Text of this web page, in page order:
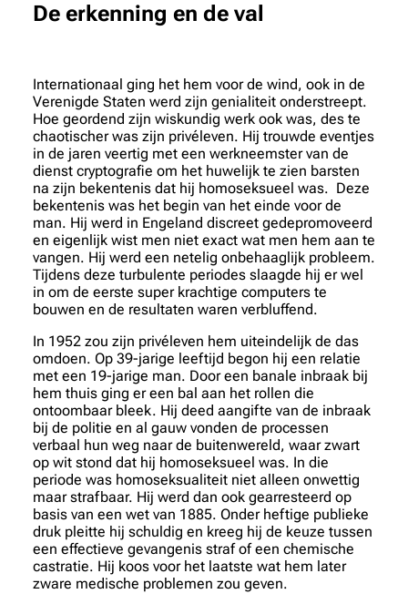
De erkenning en de val
Internationaal ging het hem voor de wind, ook in de
Verenigde Staten werd zijn genialiteit onderstreept.
Hoe geordend zijn wiskundig werk ook was, des te
chaotischer was zijn privéleven. Hij trouwde eventjes
in de jaren veertig met een werkneemster van de
dienst cryptografie om het huwelijk te zien barsten
na zijn bekentenis dat hij homoseksueel was. Deze
bekentenis was het begin van het einde voor de
man. Hij werd in Engeland discreet gedepromoveerd
en eigenlijk wist men niet exact wat men hem aan te
vangen. Hij werd een netelig onbehaaglijk probleem.
Tijdens deze turbulente periodes slaagde hij er wel
in om de eerste super krachtige computers te
bouwen en de resultaten waren verbluffend.
In 1952 zou zijn privéleven hem uiteindelijk de das
omdoen. Op 39-jarige leeftijd begon hij een relatie
met een 19-jarige man. Door een banale inbraak bij
hem thuis ging er een bal aan het rollen die
ontoombaar bleek. Hij deed aangifte van de inbraak
bij de politie en al gauw vonden de processen
verbaal hun weg naar de buitenwereld, waar zwart
op wit stond dat hij homoseksueel was. In die
periode was homoseksualiteit niet alleen onwettig
maar strafbaar. Hij werd dan ook gearresteerd op
basis van een wet van 1885. Onder heftige publieke
druk pleitte hij schuldig en kreeg hij de keuze tussen
een effectieve gevangenis straf of een chemische
castratie. Hij koos voor het laatste wat hem later
zware medische problemen zou geven.